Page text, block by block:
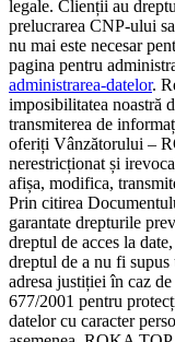
legale. Clienții au
prelucrarea CNP-ului
nu mai este necesar
pagina pentru
administrarea-datelor.
imposibilitatea noastră
transmiterea de
oferiți Vânzătorului –
nerestricționat și
afișa, modifica,
Prin citirea
garantate drepturile
dreptul de acces la
dreptul de a nu fi
adresa justiției în caz
677/2001 pentru
datelor cu caracter